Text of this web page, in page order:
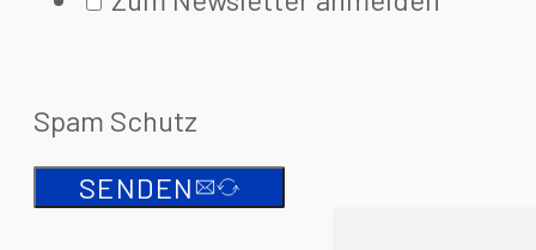
Spam Schutz
SENDEN